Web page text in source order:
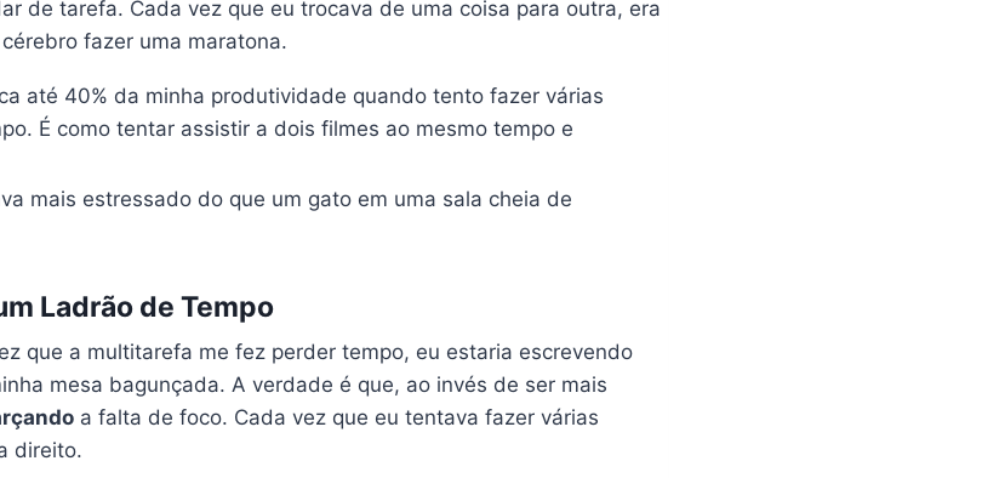
de tarefa. Cada vez que eu trocava de uma coisa para outra, era
fazer uma maratona.
até 40% da minha produtividade quando tento fazer várias
É como tentar assistir a dois filmes ao mesmo tempo e
mais estressado do que um gato em uma sala cheia de
Ladrão de Tempo
que a multitarefa me fez perder tempo, eu estaria escrevendo
mesa bagunçada. A verdade é que, ao invés de ser mais
a falta de foco. Cada vez que eu tentava fazer várias
direito.